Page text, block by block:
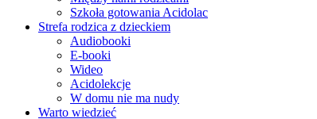
Szkoła gotowania Acidolac
Strefa rodzica z dzieckiem
Audiobooki
E-booki
Wideo
Acidolekcje
W domu nie ma nudy
Warto wiedzieć